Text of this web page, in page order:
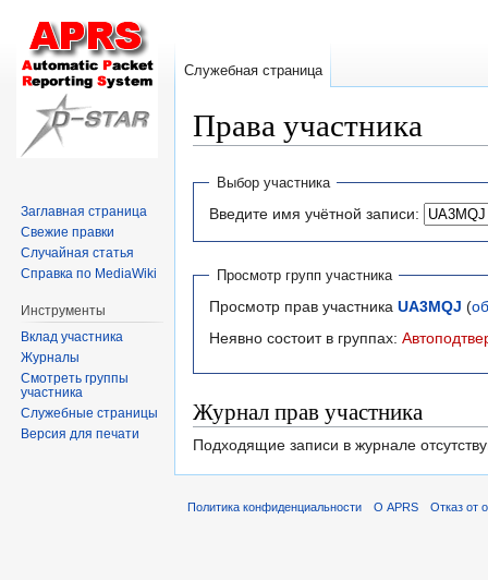
Права участника
Перейти
навигации
Перейти
поиску
Выбор участника
Введите имя учётной записи:
Просмотр групп участника
Просмотр прав участника UA3MQJ (
Неявно состоит в группах:
Журнал прав участника
Подходящие записи в журнале
Служебная страница
Заглавная страница
Свежие правки
Случайная статья
Справка по MediaWiki
Инструменты
Вклад участника
Журналы
Смотреть группы
участника
Служебные страницы
Версия для печати
Политика конфиденциальности О APRS Отказ от